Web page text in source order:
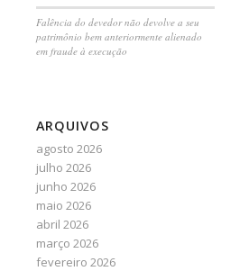
Falência do devedor não devolve a seu
patrimônio bem anteriormente alienado
em fraude à execução
ARQUIVOS
agosto 2026
julho 2026
junho 2026
maio 2026
abril 2026
março 2026
fevereiro 2026